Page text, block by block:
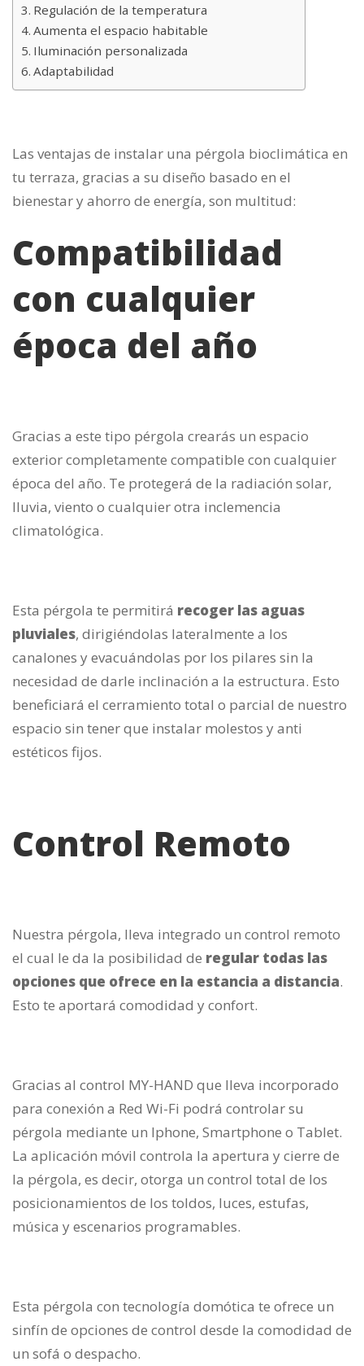
Regulación de la temperatura
Aumenta el espacio habitable
Iluminación personalizada
Adaptabilidad
Las ventajas de instalar una pérgola bioclimática en
tu terraza, gracias a su diseño basado en el
bienestar y ahorro de energía, son multitud:
Compatibilidad
con cualquier
época del año
Gracias a este tipo pérgola crearás un espacio
exterior completamente compatible con cualquier
época del año. Te protegerá de la radiación solar,
lluvia, viento o cualquier otra inclemencia
climatológica.
Esta pérgola te permitirá recoger las aguas
pluviales, dirigiéndolas lateralmente a los
canalones y evacuándolas por los pilares sin la
necesidad de darle inclinación a la estructura. Esto
beneficiará el cerramiento total o parcial de nuestro
espacio sin tener que instalar molestos y anti
estéticos fijos.
Control Remoto
Nuestra pérgola, lleva integrado un control remoto
el cual le da la posibilidad de regular todas las
opciones que ofrece en la estancia a distancia.
Esto te aportará comodidad y confort.
Gracias al control MY-HAND que lleva incorporado
para conexión a Red Wi-Fi podrá controlar su
pérgola mediante un Iphone, Smartphone o Tablet.
La aplicación móvil controla la apertura y cierre de
la pérgola, es decir, otorga un control total de los
posicionamientos de los toldos, luces, estufas,
música y escenarios programables.
Esta pérgola con tecnología domótica te ofrece un
sinfín de opciones de control desde la comodidad de
un sofá o despacho.